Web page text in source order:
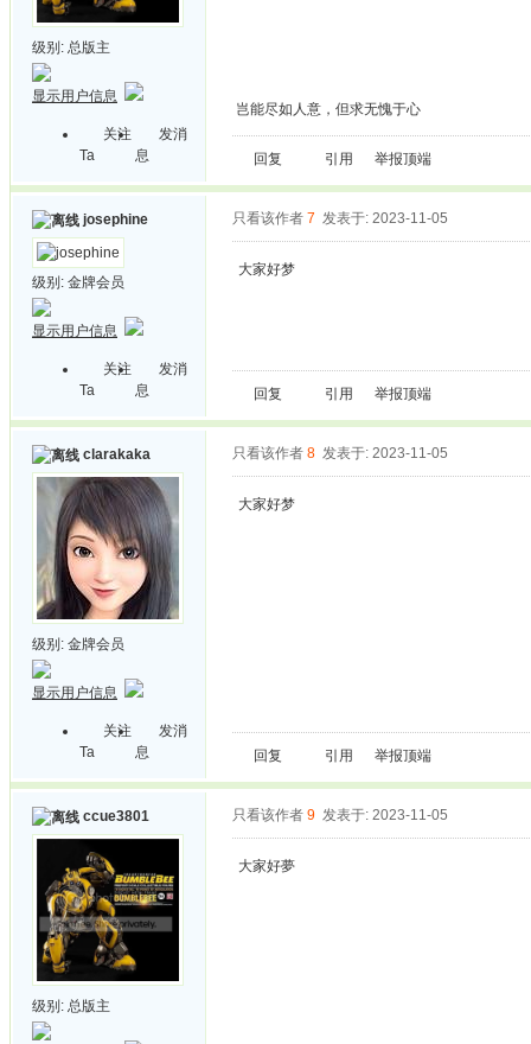
级别: 总版主
显示用户信息
关注
Ta
发消
息
岂能尽如人意，但求无愧于心
回复 引用 举报顶端
josephine
级别: 金牌会员
显示用户信息
关注
Ta
发消
息
只看该作者 7 发表于: 2023-11-05
大家好梦
回复 引用 举报顶端
clarakaka
级别: 金牌会员
显示用户信息
关注
Ta
发消
息
只看该作者 8 发表于: 2023-11-05
大家好梦
回复 引用 举报顶端
ccue3801
级别: 总版主
只看该作者 9 发表于: 2023-11-05
大家好夢